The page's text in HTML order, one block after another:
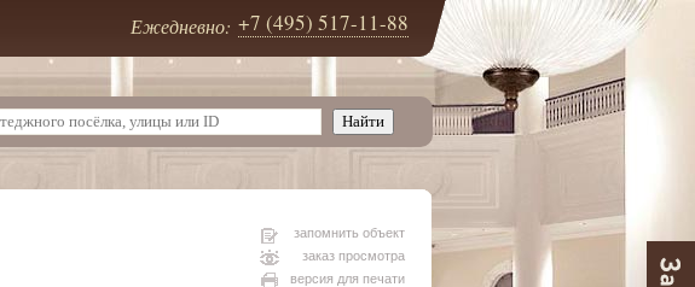
Ежедневно: +7 (495) 517-11-88
запомнить объект
заказ просмотра
версия для печати